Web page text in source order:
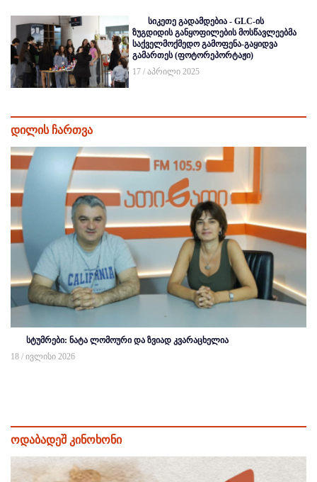
სიკეთე გადამდებია - GLC-ის
ზუგდიდის განყოფილების მოსწავლეებმა
საქველმოქმედო გამოფენა-გაყიდვა
გამართეს (ფოტორეპორტაჟი)
17 / აპრილი 2025
დილის ჩართვა
სტუმრები: ნატა ლომოური და ზვიად კვარაცხელია
18 / ივლისი 2026
ოდაბადეშ კინოხონი